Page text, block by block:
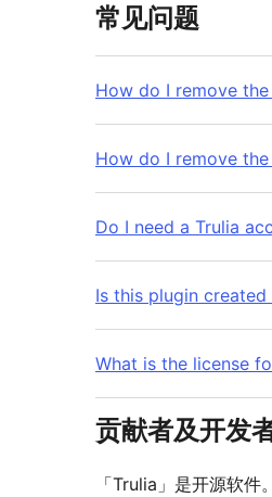
常见问题
How do I remove the
How do I remove
Do I need a Trulia
Is this plugin created
What is the license
贡献者及开发
「Trulia」是开源软件